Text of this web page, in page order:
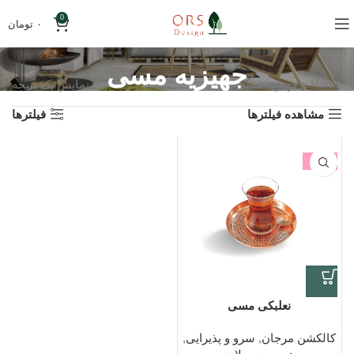
0
۰ تومان
جهیزیه مسی Home
»جهیزیه مسی نمایش یک نتیجه
مشاهده فیلترها فیلترها
-25%
نعلبکی مسی
کالکشن مرجان, سرو و پذیرایی,